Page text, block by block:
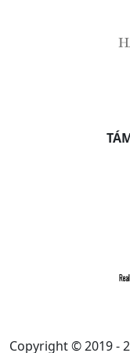
Copyright © 2019 -